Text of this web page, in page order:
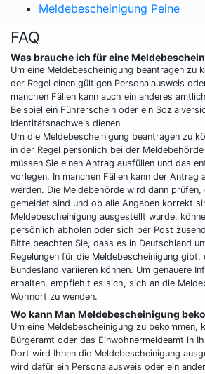
Meldebescheinigung Peine
FAQ
Was brauche ich für eine
Um eine Meldebescheinigung beantragen zu
der Regel einen gültigen Personalausweis
manchen Fällen kann auch ein anderes
Beispiel ein Führerschein oder ein
Identitätsnachweis dienen.
Um die Meldebescheinigung beantragen zu
in der Regel persönlich bei der
müssen Sie einen Antrag ausfüllen und das
vorlegen. In manchen Fällen kann der Antrag
werden. Die Meldebehörde wird dann
gemeldet sind und ob alle Angaben korrekt
Meldebescheinigung ausgestellt wurde,
persönlich abholen oder sich per Post
Bitte beachten Sie, dass es in Deutschland
Regelungen für die Meldebescheinigung gibt,
Bundesland variieren können. Um genauere
erhalten, empfiehlt es sich, sich an die
Wohnort zu wenden.
Wo kann Man Meldebescheinigung
Um eine Meldebescheinigung zu bekommen,
Bürgeramt oder das Einwohnermeldeamt in
Dort wird Ihnen die Meldebescheinigung
wird dafür ein Personalausweis oder ein